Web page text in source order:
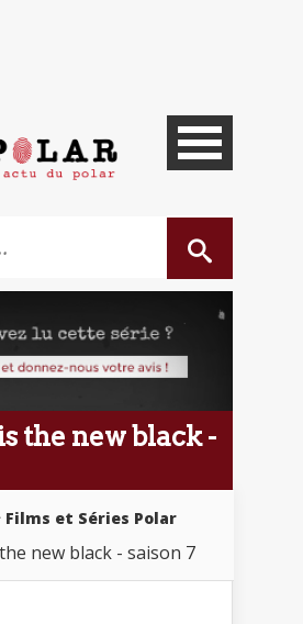
the new black -
Films et Séries Polar
new black - saison 7